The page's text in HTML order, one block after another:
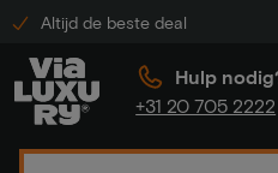
Altijd de beste deal
Hulp
+31 20 705 2222